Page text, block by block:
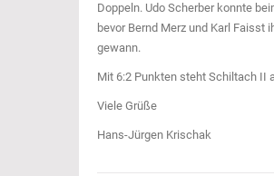
Doppeln. Udo Scherber konnte
bevor Bernd Merz und Karl Faisst
gewann.
Mit 6:2 Punkten steht Schiltach II
Viele Grüße
Hans-Jürgen Krischak